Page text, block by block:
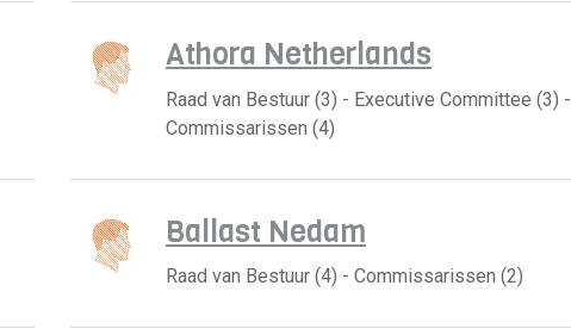
Athora Netherlands
Raad van Bestuur (3) - Executive Committee (3) -
Commissarissen (4)
Ballast Nedam
Raad van Bestuur (4) - Commissarissen (2)